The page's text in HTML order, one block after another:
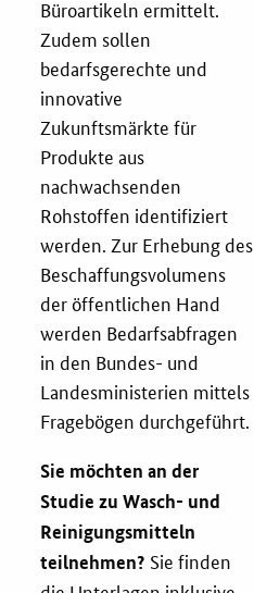
Downloads
Newsletter
Veranstaltungen
Aktuelle Veranstaltungen
Büroartikeln ermittelt.
Zudem sollen
bedarfsgerechte und
innovative
Zukunftsmärkte für
Produkte aus
nachwachsenden
Rohstoffen identifiziert
werden. Zur Erhebung des
Beschaffungsvolumens
der öffentlichen Hand
werden Bedarfsabfragen
in den Bundes- und
Landesministerien mittels
Fragebögen durchgeführt.
Sie möchten an der
Studie zu Wasch- und
Reinigungsmitteln
teilnehmen? Sie finden